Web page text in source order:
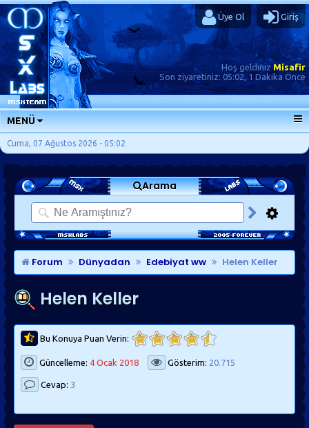
Üye Ol Giriş
Hoş geldinizMisafir
Son ziyaretiniz: 05:02, 1 Dakika Önce
MENÜ
ANA SAYFA
FORUMLAR
SORU-CEVAP
GÜNLÜKLER
SON MESAJLAR
KISAYOLLAR
Cuma, 07 Ağustos 2026 - 05:02
Arama
Forum Dünyadan Edebiyat ww Helen Keller
Helen Keller
Bu Konuya Puan Verin:
Güncelleme: 4 Ocak 2018 Gösterim: 20.715
Cevap: 3